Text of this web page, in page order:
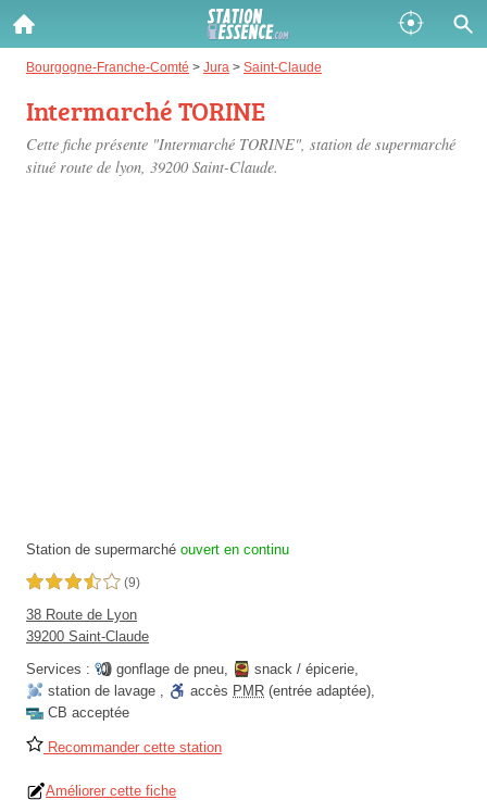
Bourgogne-Franche-Comté > Jura > Saint-Claude
Intermarché TORINE
Cette fiche présente "Intermarché TORINE", station de supermarché
situé route de lyon, 39200 Saint-Claude.
Station de supermarché ouvert en continu
3,5 étoiles sur 5 (9)
38 Route de Lyon
39200 Saint-Claude
Services :
gonflage de pneu, snack / épicerie,
station de lavage , accès PMR (entrée adaptée),
CB acceptée
Recommander cette station
Améliorer cette fiche
Gazole :
Disponible
SP 98 :